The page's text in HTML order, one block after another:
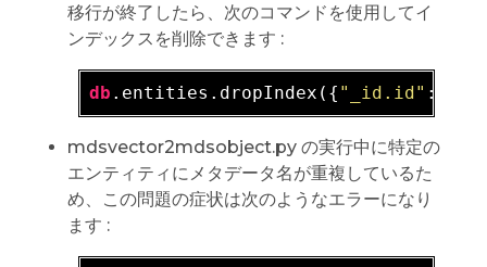
移行が終了したら、次のコマンドを使用してイ
ンデックスを削除できます :
db .entities.dropIndex({ "_id.id" : 1,
mdsvector2mdsobject.py の実行中に特定の
エンティティにメタデータ名が重複しているた
め、この問題の症状は次のようなエラーになり
ます :